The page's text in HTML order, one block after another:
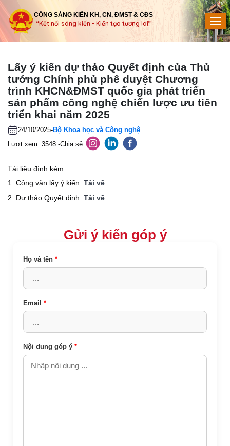
CỔNG SÁNG KIẾN KH, CN, ĐMST & CĐS
“Kết nối sáng kiến - Kiến tạo tương lai”
Lấy ý kiến dự thảo Quyết định của Thủ
tướng Chính phủ phê duyệt Chương
trình KHCN&ĐMST quốc gia phát triển
sản phẩm công nghệ chiến lược ưu tiên
triển khai năm 2025
24/10/2025-Bộ Khoa học và Công nghệ
Lượt xem: 3548 -Chia sẻ:
Tài liệu đính kèm:
1. Công văn lấy ý kiến: Tải về
2. Dự thảo Quyết định: Tải về
Gửi ý kiến góp ý
Họ và tên *
Email *
Nội dung góp ý *